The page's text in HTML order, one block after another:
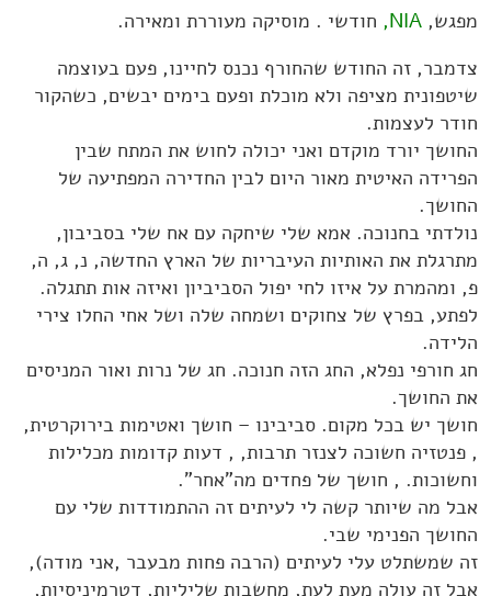
מפגש, NIA, חודשי . מוסיקה מעוררת ומאירה.
צדמבר, זה החודש שהחורף נכנס לחיינו, פעם בעוצמה
שיטפונית מציפה ולא מוכלת ופעם בימים יבשים, כשהקור
חודר לעצמות.
החושך יורד מוקדם ואני יכולה לחוש את המתח שבין
הפרידה האיטית מאור היום לבין החדירה המפתיעה של
החושך.
נולדתי בחנוכה. אמא שלי שיחקה עם אח שלי בסביבון,
מתרגלת את האותיות העיבריות של הארץ החדשה, נ, ג, ה,
פ, ומהמרת על איזו לחי יפול הסביביון ואיזה אות תתגלה.
לפתע, בפרץ של צחוקים ושמחה שלה ושל אחי החלו צירי
הלידה.
חג חורפי נפלא, החג הזה חנוכה. חג של נרות ואור המניסים
את החושך.
חושך יש בכל מקום. סביבינו – חושך ואטימות בירוקרטית,
, פנטזיה חשוכה לצנזר תרבות, , דעות קדומות מכלילות
וחשוכות. , חושך של פחדים מה"אחר".
אבל מה שיותר קשה לי לעיתים זה ההתמודדות שלי עם
החושך הפנימי שבי.
זה שמשתלט עלי לעיתים (הרבה פחות מבעבר ,אני מודה),
אבל זה עולה מעת לעת, מחשבות שליליות, דטרמיניסיות,